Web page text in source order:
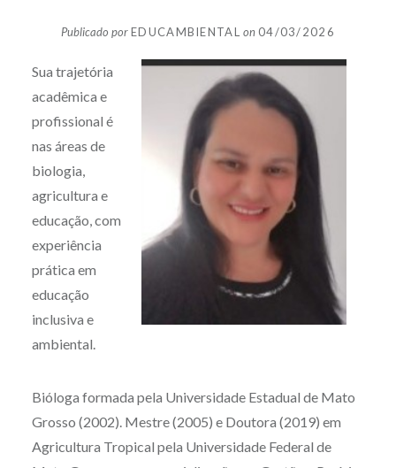
Publicado porEDUCAMBIENTAL on04/03/2026
Sua trajetória
acadêmica e
profissional é
nas áreas de
biologia,
agricultura e
educação, com
experiência
prática em
educação
inclusiva e
ambiental.
Bióloga formada pela Universidade Estadual de Mato
Grosso (2002). Mestre (2005) e Doutora (2019) em
Agricultura Tropical pela Universidade Federal de